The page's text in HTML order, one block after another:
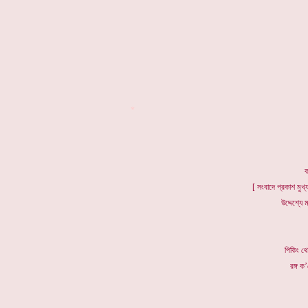
[ সংবাদে প্রকাশ
উদ্দেশ্যে
পিকিং
রঙ্গ